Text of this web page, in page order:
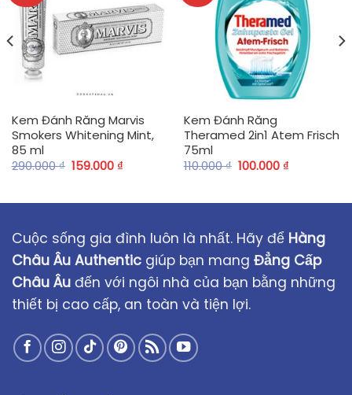
Kem Đánh Răng Marvis
Smokers Whitening Mint,
85 ml
290.000₫ 159.000 ₫
Kem Đánh Răng
Theramed 2in1 Atem Frisch
75ml
110.000₫ 100.000 ₫
Cuộc sống gia đình luôn là nhất. Hãy để Hàng
Châu Âu Authentic giúp bạn mang Đẳng Cấp
Châu Âu đến với ngôi nhà của bạn bằng những
thiết bị cao cấp, an toàn và tiện lợi.